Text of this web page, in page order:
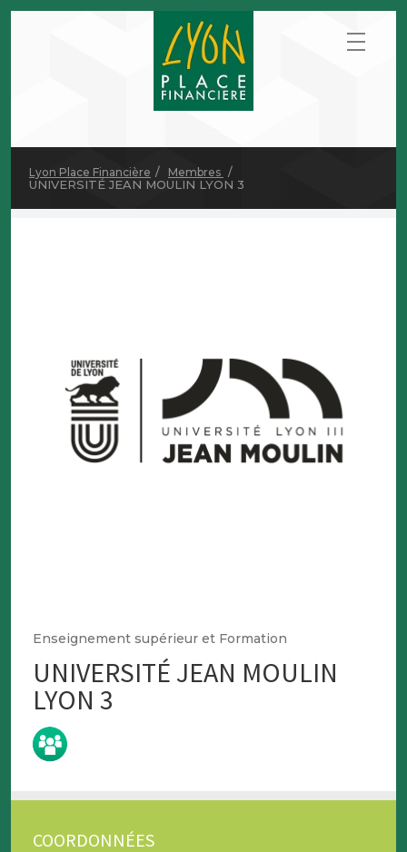
Lyon Place Financière Membres
UNIVERSITÉ JEAN MOULIN LYON 3
Enseignement supérieur et Formation
UNIVERSITÉ JEAN MOULIN
LYON 3
COORDONNÉES